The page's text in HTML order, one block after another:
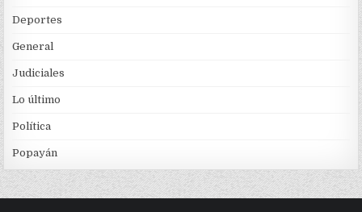
Deportes
General
Judiciales
Lo último
Política
Popayán